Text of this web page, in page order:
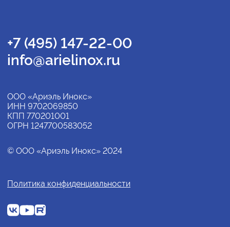
+7 (495) 147-22-00
info@arielinox.ru
ООО «Ариэль Инокс»
ИНН 9702069850
КПП 770201001
ОГРН 1247700583052
© ООО «Ариэль Инокс» 2024
Политика конфиденциальности